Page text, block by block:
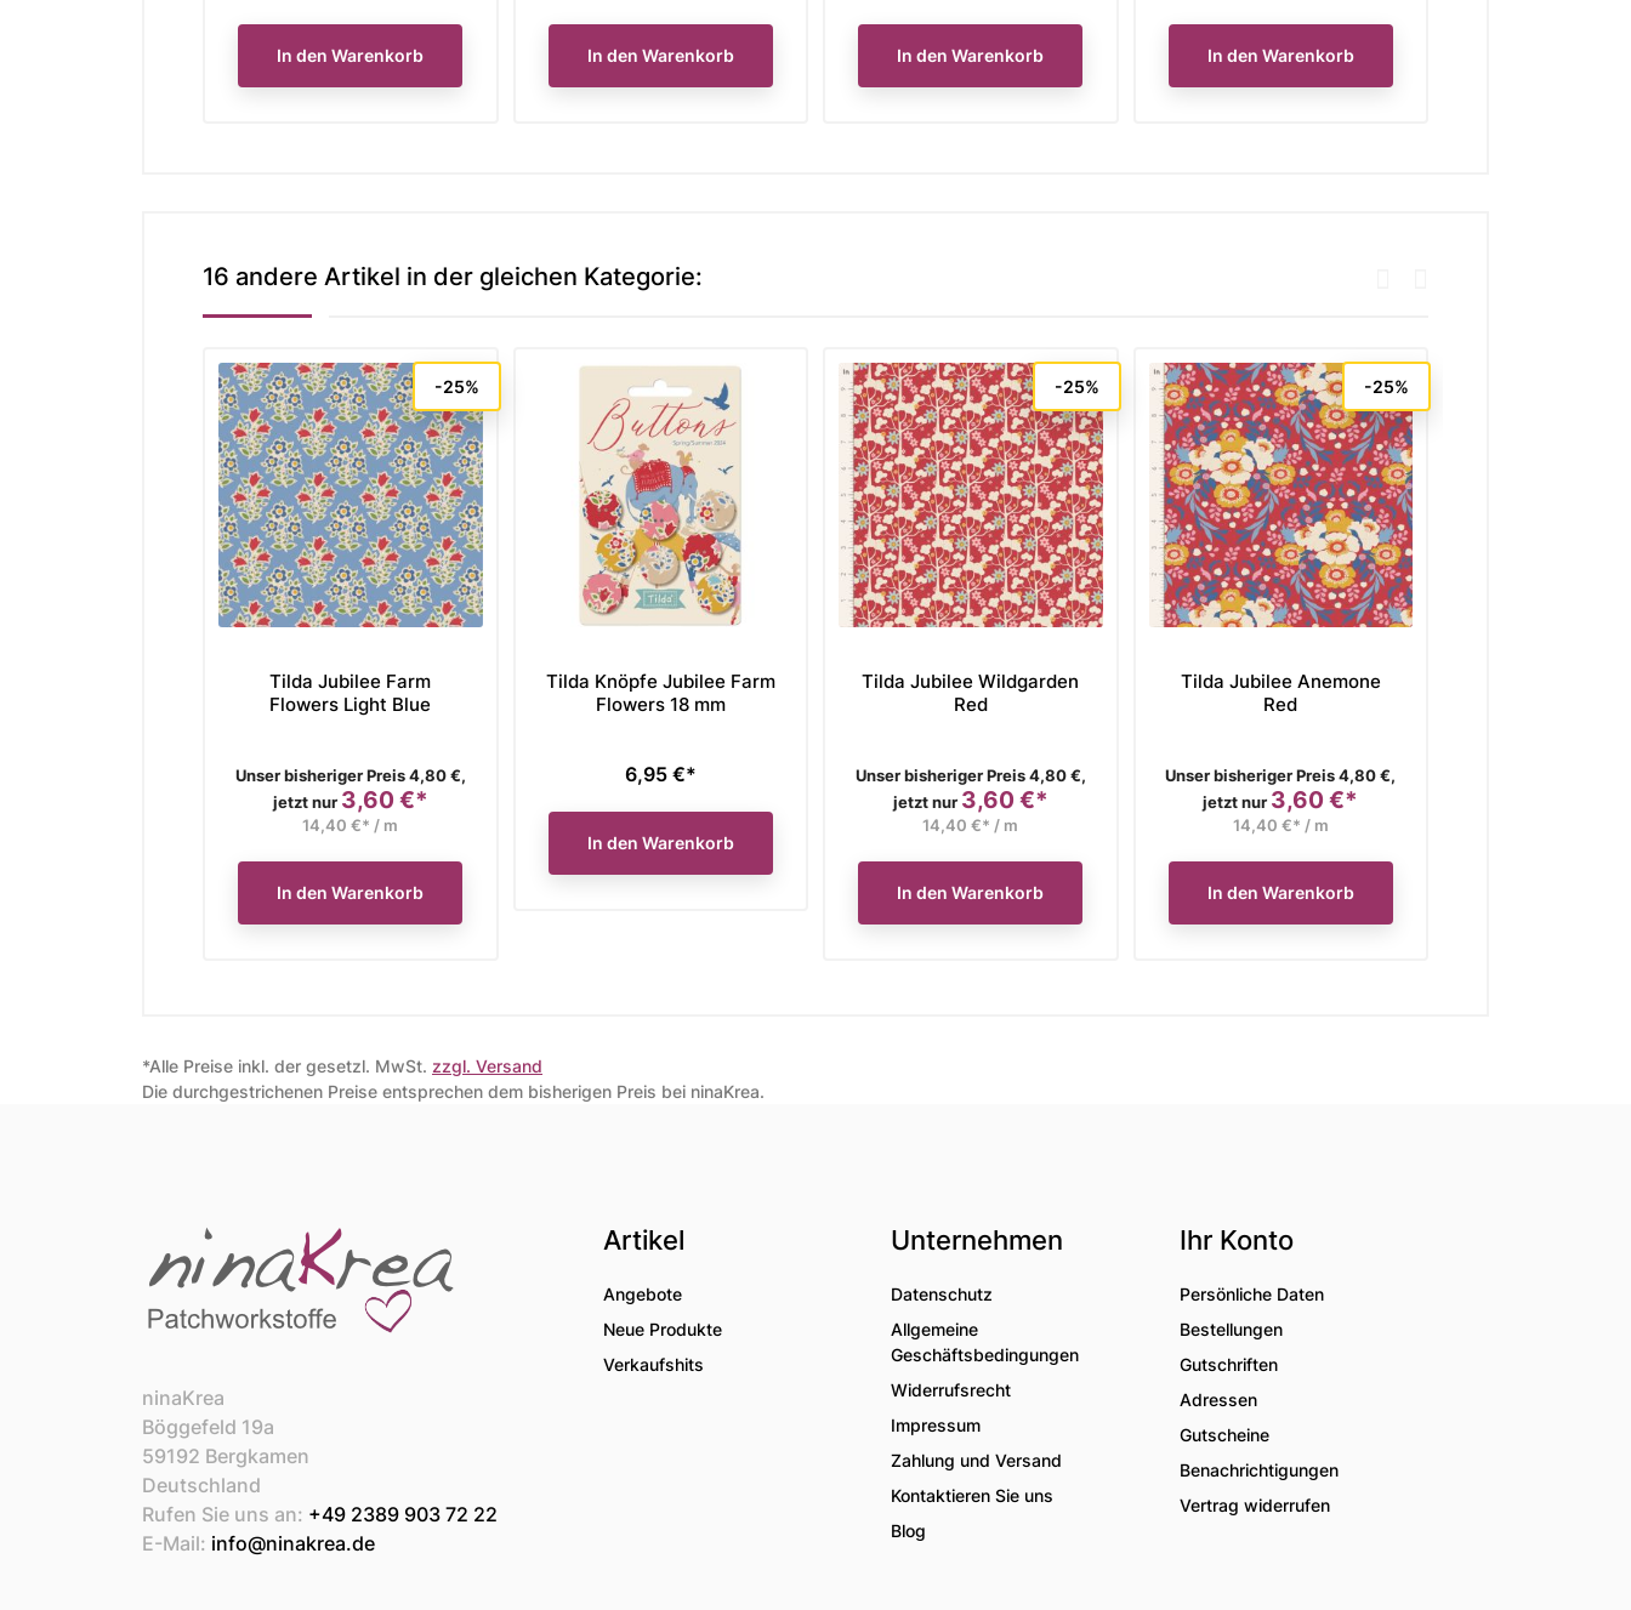
In den Warenkorb In den Warenkorb In den Warenkorb In den Warenkorb
16 andere Artikel in der gleichen Kategorie:
Tilda Jubilee Farm
Flowers Light Blue
Verkaufspreis
Unser bisheriger Preis 4,80 €,
jetzt nur
-25%
Preis
3,60 €*
14,40 €* / m
In den Warenkorb
Tilda Knöpfe Jubilee Farm
Flowers 18 mm
Preis
6,95 €*
In den Warenkorb
Tilda Jubilee Wildgarden
Red
Verkaufspreis
Unser bisheriger Preis 4,80 €,
jetzt nur
-25%
Preis
3,60 €*
14,40 €* / m
In den Warenkorb
Tilda Jubilee Anemone
Red
Verkaufspreis
Unser bisheriger Preis 4,80 €,
jetzt nur
-25%
Preis
3,60 €*
14,40 €* / m
In den Warenkorb
*Alle Preise inkl. der gesetzl. MwSt. zzgl. Versand
Die durchgestrichenen Preise entsprechen dem bisherigen Preis bei ninaKrea.
ninaKrea
Böggefeld 19a
59192 Bergkamen
Deutschland
Rufen Sie uns an: +49 2389 903 72 22
E-Mail: info@ninakrea.de
Artikel
Angebote
Neue Produkte
Verkaufshits
Unternehmen
Datenschutz
Allgemeine
Geschäftsbedingungen
Widerrufsrecht
Impressum
Zahlung und Versand
Kontaktieren Sie uns
Blog
Ihr Konto
Persönliche Daten
Bestellungen
Gutschriften
Adressen
Gutscheine
Benachrichtigungen
Vertrag widerrufen